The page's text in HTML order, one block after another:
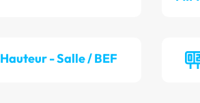
Hauteur - Salle / BEF